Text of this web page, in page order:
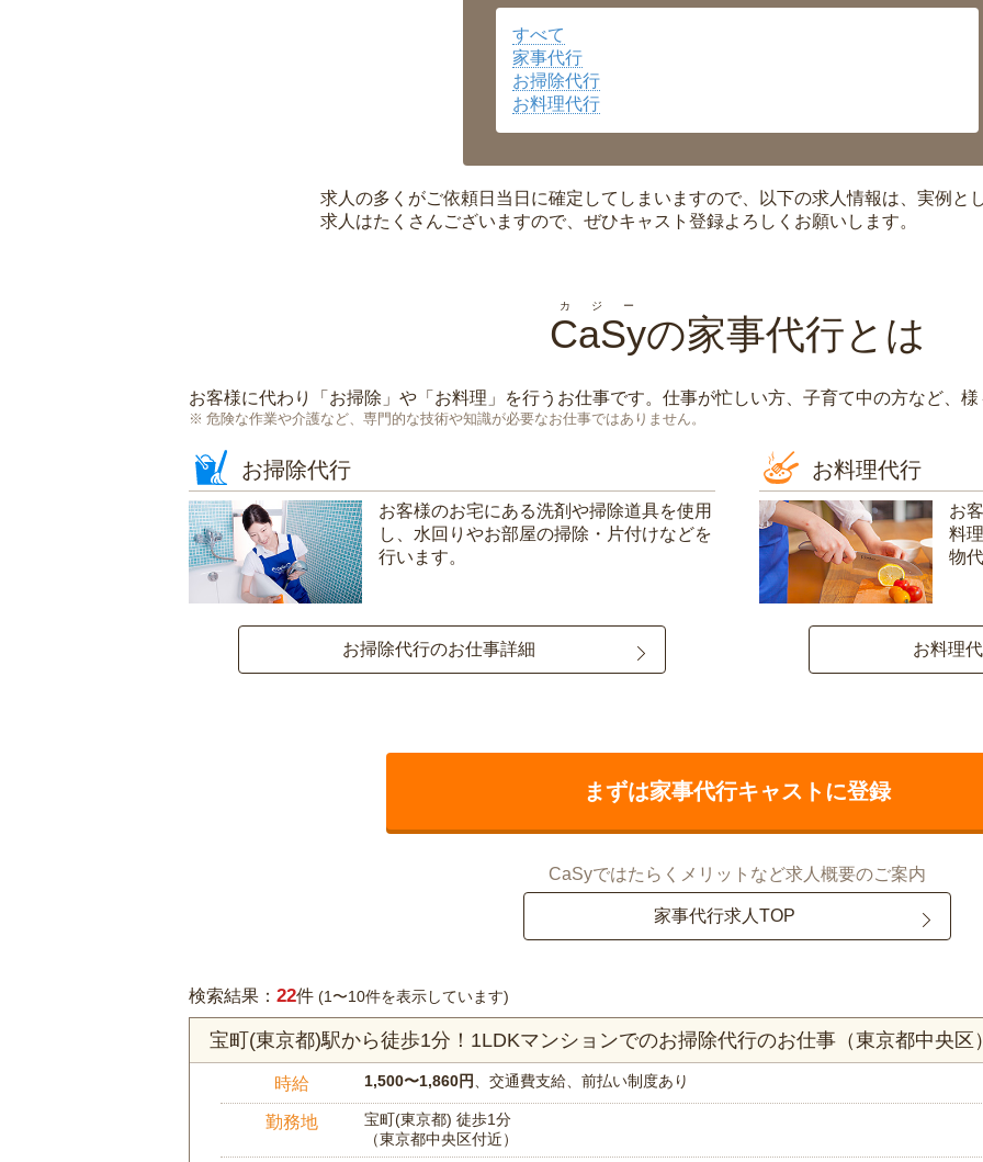
広島県▼
沖縄県
すべて
家事代行
お掃除代行
お料理代行
求人の多くがご依頼日当日に確定してしまいますので、以下の求人情報は、実例と
求人はたくさんございますので、ぜひキャスト登録よろしくお願いします。
CaSy
カジー
の家事代行とは
お客様に代わり「 お掃除 」や「 お料理 」を行うお仕事です。仕事が忙しい方、子育て中の方など、
危険な作業や介護など、専門的な技術や知識が必要なお仕事ではありません。
お掃除代行
お客様のお宅にある洗剤や掃除道具を使用
し、水回りやお部屋の掃除・片付けなどを
行います。
お掃除代行のお仕事詳細
お料理代行
お
料
物
お料理
まずは家事代行キャストに登録
CaSyではたらくメリットなど求人概要のご案内
家事代行求人TOP
検索結果： 22件 (1〜10件を表示しています)
宝町(東京都)駅から徒歩1分！1LDKマンションでのお掃除代行のお仕事（東京都中央区）
時給 1,500〜1,860円 、交通費支給、前払い制度あり
勤務地
宝町(東京都) 徒歩1分
（東京都中央区付近）